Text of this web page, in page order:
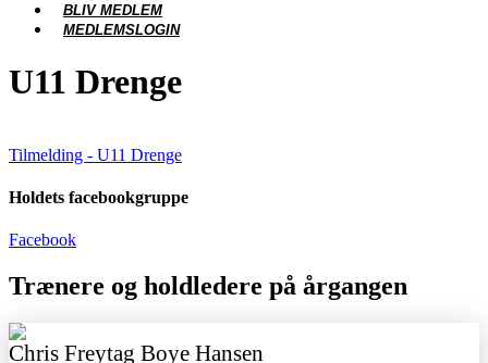
BLIV MEDLEM
MEDLEMSLOGIN
U11 Drenge
Tilmelding - U11 Drenge
Holdets facebookgruppe
Facebook
Trænere og holdledere på årgangen
Chris Freytag Boye Hansen